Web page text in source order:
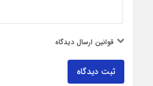
قوانین ارسال دیدگاه
ثبت دیدگاه